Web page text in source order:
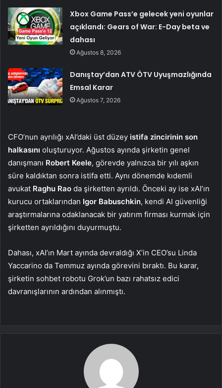
Xbox Game Pass’e gelecek yeni oyunlar
açıklandı: Gears of War: E-Day beta ve
dahası
Ağustos 8, 2026
Danıştay’dan ATV ÖTV Uyuşmazlığında
Emsal Karar
Ağustos 7, 2026
CFO’nun ayrılığı xAI’daki üst düzey istifa zincirinin son
halkasını oluşturuyor. Ağustos ayında şirketin genel
danışmanı Robert Keele, görevde yalnızca bir yılı aşkın
süre kaldıktan sonra istifa etti. Aynı dönemde kıdemli
avukat Raghu Rao da şirketten ayrıldı. Önceki ay ise xAI’ın
kurucu ortaklarından Igor Babuschkin, kendi AI güvenliği
araştırmalarına odaklanacak bir yatırım firması kurmak için
şirketten ayrıldığını duyurmuştu.
Dahası, xAI’ın Mart ayında devraldığı X’in CEO’su Linda
Yaccarino da Temmuz ayında görevini bıraktı. Bu karar,
şirketin sohbet robotu Grok’un bazı rahatsız edici
davranışlarının ardından alınmıştı.